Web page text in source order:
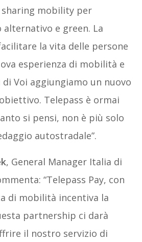
sharing mobility per
e green. La
la vita delle persone
esperienza di mobilità e
Voi aggiungiamo un nuovo
Telepass è ormai
si pensi, non è più solo
autostradale”.
, General Manager Italia di
“Telepass Pay, con
di mobilità incentiva la
partnership ci darà
il nostro servizio di